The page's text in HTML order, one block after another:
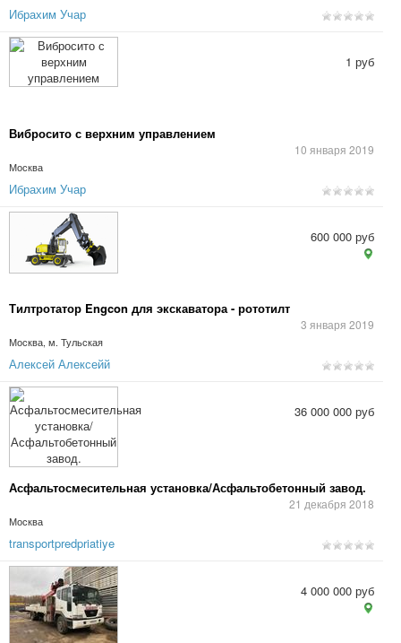
Ибрахим Учар
Вибросито с верхним управлением
10 января 2019
Москва
1 руб
Ибрахим Учар
Тилтротатор Engcon для экскаватора - рототилт
3 января 2019
Москва, м. Тульская
600 000 руб
Алексей Алексейй
Асфальтосмесительная установка/Асфальтобетонный завод.
21 декабря 2018
Москва
36 000 000 руб
transportpredpriatiye
4 000 000 руб